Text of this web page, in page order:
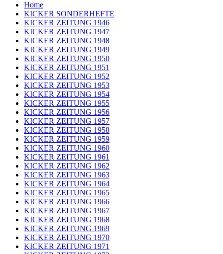
Home
KICKER SONDERHEFTE
KICKER ZEITUNG 1946
KICKER ZEITUNG 1947
KICKER ZEITUNG 1948
KICKER ZEITUNG 1949
KICKER ZEITUNG 1950
KICKER ZEITUNG 1951
KICKER ZEITUNG 1952
KICKER ZEITUNG 1953
KICKER ZEITUNG 1954
KICKER ZEITUNG 1955
KICKER ZEITUNG 1956
KICKER ZEITUNG 1957
KICKER ZEITUNG 1958
KICKER ZEITUNG 1959
KICKER ZEITUNG 1960
KICKER ZEITUNG 1961
KICKER ZEITUNG 1962
KICKER ZEITUNG 1963
KICKER ZEITUNG 1964
KICKER ZEITUNG 1965
KICKER ZEITUNG 1966
KICKER ZEITUNG 1967
KICKER ZEITUNG 1968
KICKER ZEITUNG 1969
KICKER ZEITUNG 1970
KICKER ZEITUNG 1971